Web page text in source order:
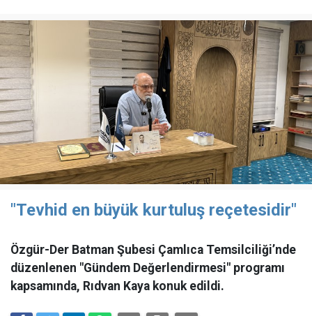
"Tevhid en büyük kurtuluş reçetesidir"
Özgür-Der Batman Şubesi Çamlıca Temsilciliği’nde
düzenlenen "Gündem Değerlendirmesi" programı
kapsamında, Rıdvan Kaya konuk edildi.